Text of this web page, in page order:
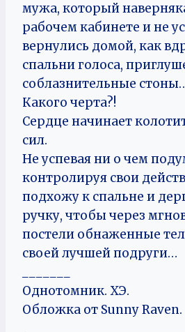
мужа, который
рабочем кабинете и не
вернулись домой, как
спальни голоса,
соблазнительные
Какого черта?!
Сердце начинает
сил.
Не успевая ни о чем
контролируя свои
подхожу к спальне и
ручку, чтобы через
постели обнаженные
своей лучшей подруги…
Однотомник. ХЭ.
Обложка от Sunny Raven.